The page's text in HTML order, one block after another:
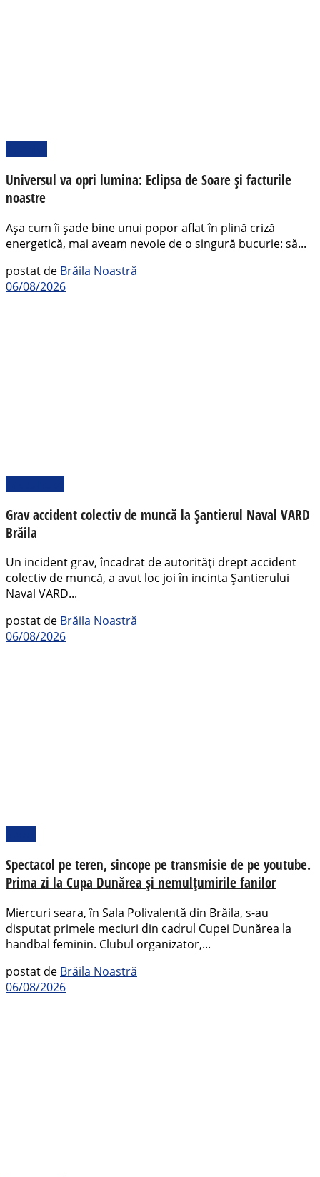
Universul va opri lumina: Eclipsa de Soare și facturile
noastre
Așa cum îi șade bine unui popor aflat în plină criză
energetică, mai aveam nevoie de o singură bucurie: să...
postat de Brăila Noastră
06/08/2026
Grav accident colectiv de muncă la Șantierul Naval VARD
Brăila
Un incident grav, încadrat de autorități drept accident
colectiv de muncă, a avut loc joi în incinta Șantierului
Naval VARD...
postat de Brăila Noastră
06/08/2026
Spectacol pe teren, sincope pe transmisie de pe youtube.
Prima zi la Cupa Dunărea și nemulțumirile fanilor
Miercuri seara, în Sala Polivalentă din Brăila, s-au
disputat primele meciuri din cadrul Cupei Dunărea la
handbal feminin. Clubul organizator,...
postat de Brăila Noastră
06/08/2026